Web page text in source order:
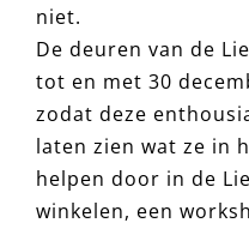
niet.
De deuren van de
tot en met 30
zodat deze
laten zien wat ze in
helpen door in de
winkelen, een